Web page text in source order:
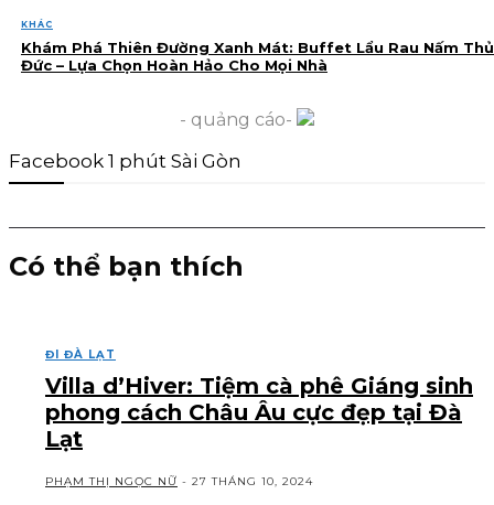
KHÁC
Khám Phá Thiên Đường Xanh Mát: Buffet Lẩu Rau Nấm Thủ
Đức – Lựa Chọn Hoàn Hảo Cho Mọi Nhà
- quảng cáo-
Facebook 1 phút Sài Gòn
Có thể bạn thích
ĐI ĐÀ LẠT
Villa d’Hiver: Tiệm cà phê Giáng sinh
phong cách Châu Âu cực đẹp tại Đà
Lạt
PHẠM THỊ NGỌC NỮ - 27 THÁNG 10, 2024